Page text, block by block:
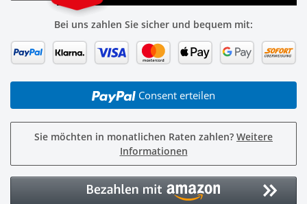
Bei uns zahlen Sie sicher und bequem mit:
Consent erteilen
Sie möchten in monatlichen Raten zahlen? Weitere
Informationen